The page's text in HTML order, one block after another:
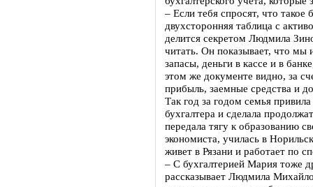
– Если тебя спросят, что такое
двухсторонняя таблица с
делится секретом Людмила
читать. Он показывает, что мы
запасы, деньги в кассе и в
этом же документе видно, за
прибыль, заемные средства и
Так год за годом семья
бухгалтера и сделала
передала тягу к образованию
экономиста, училась в
живет в Рязани и работает по
– С бухгалтерией Мария тоже
рассказывает Людмила